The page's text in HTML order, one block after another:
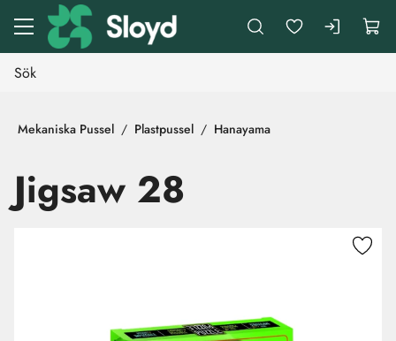
Gå till huvudinnehåll
Mekaniska Pussel Plastpussel Hanayama
Jigsaw 28